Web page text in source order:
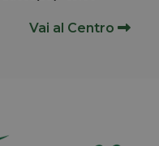
Vai al Centro